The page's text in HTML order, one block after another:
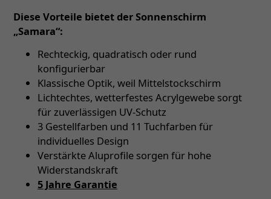
Diese Vorteile bietet der Sonnenschirm
„Samara“:
Rechteckig, quadratisch oder rund
konfigurierbar
Klassische Optik, weil Mittelstockschirm
Lichtechtes, wetterfestes Acrylgewebe sorgt
für zuverlässigen UV-Schutz
3 Gestellfarben und 11 Tuchfarben für
individuelles Design
Verstärkte Aluprofile sorgen für hohe
Widerstandskraft
5 Jahre Garantie